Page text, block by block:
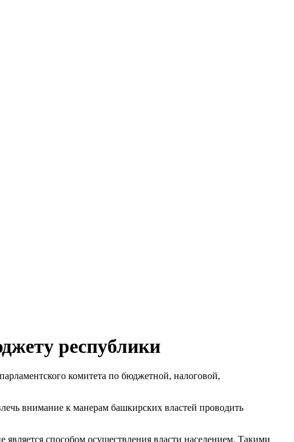
республики
комитета по бюджетной, налоговой,
внимание к манерам башкирских властей проводить
способом осуществления власти населением. Такими